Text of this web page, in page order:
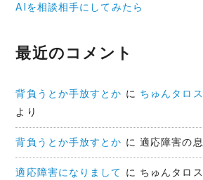
AIを相談相手にしてみたら
最近のコメント
背負うとか手放すとか に ちゅんタロ
より
背負うとか手放すとか に 適応障害の
適応障害になりまして に ちゅんタロ